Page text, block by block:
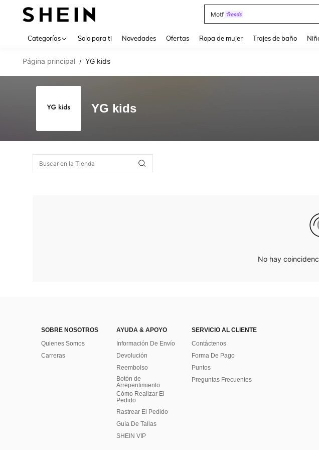
Motf
Categorías Solo para ti Novedades Ofertas Ropa de mujer Trajes de baño
Página principal / YG kids
YG kids
No hay
SOBRE NOSOTROS
Quienes Somos
Carreras
AYUDA & APOYO
Información De Envío
Devolución
Reembolso
Botón de
Arrepentimiento
Cómo Realizar El
Pedido
Rastrear El Pedido
Guía De Tallas
SHEIN VIP
SERVICIO AL CLIENTE
Contáctenos
Forma De Pago
Puntos
Preguntas Frecuentes